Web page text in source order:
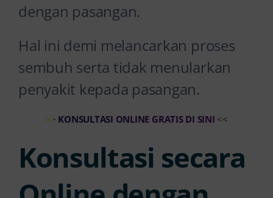
dengan pasangan.
Hal ini demi melancarkan proses
sembuh serta tidak menularkan
penyakit kepada pasangan.
>> KONSULTASI ONLINE GRATIS DI SINI <<
Konsultasi secara